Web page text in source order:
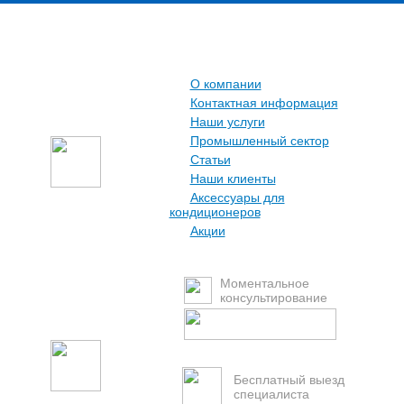
О компании
Контактная информация
Наши услуги
Промышленный сектор
Статьи
Наши клиенты
Аксессуары для
кондиционеров
Акции
Моментальное
консультирование
Бесплатный выезд
специалиста